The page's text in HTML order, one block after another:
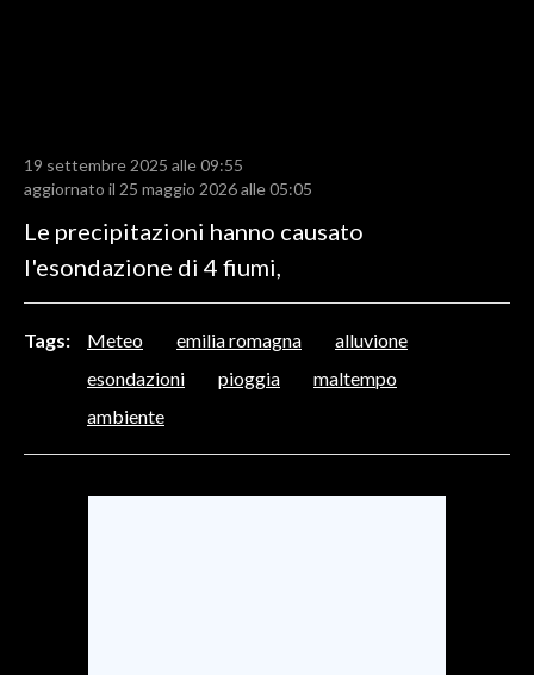
SPORT
RISULTATI E CLASSIFICHE
CALCIO
19 settembre 2025 alle 09:55
aggiornato il 25 maggio 2026 alle 05:05
Le precipitazioni hanno causato
l'esondazione di 4 fiumi,
Tags: Meteo emilia romagna
alluvione
esondazioni
pioggia
maltempo
ambiente